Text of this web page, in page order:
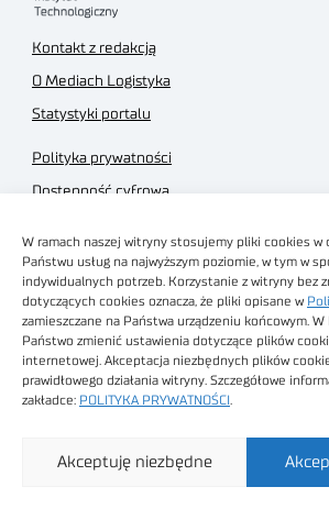
W ramach naszej witryny stosujemy pliki cookies w
Państwu usług na najwyższym poziomie, w tym w
indywidualnych potrzeb. Korzystanie z witryny bez
dotyczących cookies oznacza, że pliki opisane w
zamieszczane na Państwa urządzeniu końcowym.
Państwo zmienić ustawienia dotyczące plików
internetowej. Akceptacja niezbędnych plików
prawidłowego działania witryny. Szczegółowe
zakładce: POLITYKA PRYWATNOŚCI
Akceptuję niezbędne
Kontakt z redakcją
O Mediach Logistyka
Statystyki portalu
Polityka prywatności
Dostępność cyfrowa
Regulamin sklepu
Obrazy stockowe
autorstwa
Technologiczny